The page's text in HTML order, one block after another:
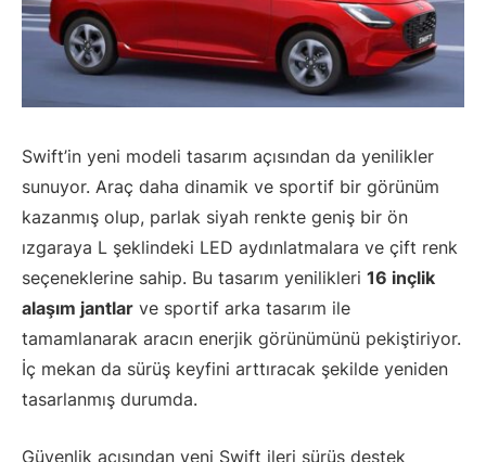
Swift’in yeni modeli tasarım açısından da yenilikler
sunuyor. Araç daha dinamik ve sportif bir görünüm
kazanmış olup, parlak siyah renkte geniş bir ön
ızgaraya L şeklindeki LED aydınlatmalara ve çift renk
seçeneklerine sahip. Bu tasarım yenilikleri 16 inçlik
alaşım jantlar ve sportif arka tasarım ile
tamamlanarak aracın enerjik görünümünü pekiştiriyor.
İç mekan da sürüş keyfini arttıracak şekilde yeniden
tasarlanmış durumda.
Güvenlik açısından yeni Swift ileri sürüş destek